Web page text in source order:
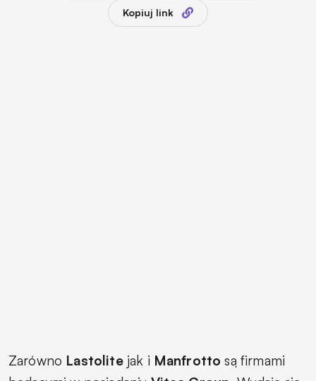
Kopiuj link
Zarówno Lastolitejak i Manfrotto są firmami